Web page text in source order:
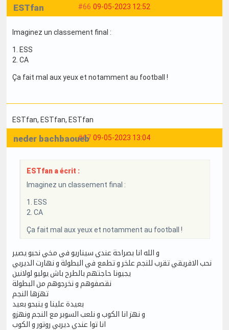
#66 09-05-2023 12:52
ESTfan
Imaginez un classement final :
1. ESS
2. CA
Ça fait mal aux yeux et notamment au football !
ESTfan, ESTfan, ESTfan
#67 09-05-2023 13:04
neder bachbaoueb
ESTfan a écrit :
Imaginez un classement final :
1. ESS
2. CA
Ça fait mal aux yeux et notamment au football !
و الله انا بصراحة عندي سيناريو في مخي نحبو يصير
نحب الافريقي تقرب للنجم علخر و تطمع في البطولة و نهارت الديربي
يجيونا حاجتهم بالطرح باش يوليو لولانين
نقصفوهم و نخرجوهم من البطولة
تهزها النجم
بعيدة علينا و ينبحو بعيد
و نهز انا الكوب و نلعب السوبر مع النجم ونهزو
انا توا عندي ديربي روتور و الكوب